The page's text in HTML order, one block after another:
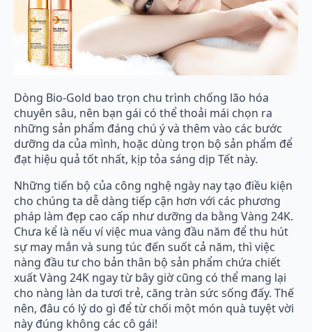
Dòng Bio-Gold bao trọn chu trình chống lão hóa
chuyên sâu, nên bạn gái có thể thoải mái chọn ra
những sản phẩm đáng chú ý và thêm vào các bước
dưỡng da của mình, hoặc dùng trọn bộ sản phẩm để
đạt hiệu quả tốt nhất, kịp tỏa sáng dịp Tết này.
Những tiến bộ của công nghệ ngày nay tạo điều kiện
cho chúng ta dễ dàng tiếp cận hơn với các phương
pháp làm đẹp cao cấp như dưỡng da bằng Vàng 24K.
Chưa kể là nếu ví việc mua vàng đầu năm để thu hút
sự may mắn và sung túc đến suốt cả năm, thì việc
nàng đầu tư cho bản thân bộ sản phẩm chứa chiết
xuất Vàng 24K ngay từ bây giờ cũng có thể mang lại
cho nàng làn da tươi trẻ, căng tràn sức sống đấy. Thế
nên, đâu có lý do gì để từ chối một món quà tuyệt vời
này đúng không các cô gái!